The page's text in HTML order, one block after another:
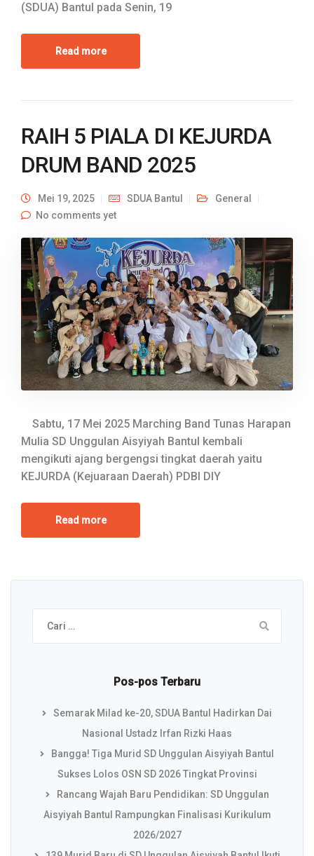
(SDUA) Bantul pada Senin, 19
Read more
RAIH 5 PIALA DI KEJURDA
DRUM BAND 2025
Mei 19, 2025 SDUA Bantul
General
No comments yet
Sabtu, 17 Mei 2025 Marching Band Tunas Harapan
Mulia SD Unggulan Aisyiyah Bantul kembali
mengikuti ajang bergengsi tingkat daerah yaitu
KEJURDA (Kejuaraan Daerah) PDBI DIY
Read more
Cari
untuk:
Pos-pos Terbaru
Semarak Milad ke-20, SDUA Bantul Hadirkan Dai
Nasional Ustadz Irfan Rizki Haas
Bangga! Tiga Murid SD Unggulan Aisyiyah Bantul
Sukses Lolos OSN SD 2026 Tingkat Provinsi
Rancang Wajah Baru Pendidikan: SD Unggulan
Aisyiyah Bantul Rampungkan Finalisasi Kurikulum
2026/2027